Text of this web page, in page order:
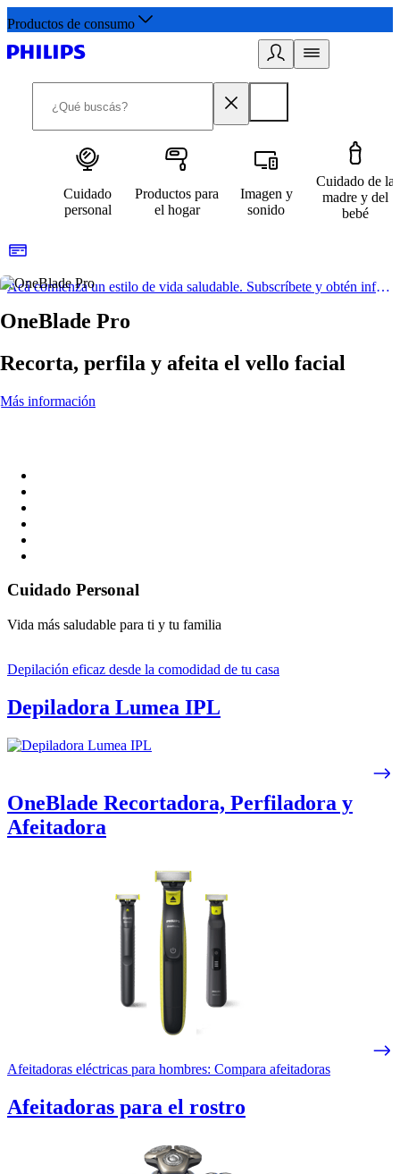
Productos de consumo
Cuidado
personal
Productos para
el hogar
Imagen y
sonido
Cuidado de la
madre y del
bebé
Acá comienza un estilo de vida saludable. Subscríbete y obtén información de primera mano
OneBlade Pro
Recorta, perfila y afeita el vello facial
Más información
Cuidado Personal
Vida más saludable para ti y tu familia
Depilación eficaz desde la comodidad de tu casa
Depiladora Lumea IPL
OneBlade Recortadora, Perfiladora y
Afeitadora
Afeitadoras eléctricas para hombres: Compara afeitadoras
Afeitadoras para el rostro